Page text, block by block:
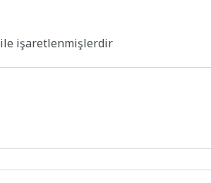
ile işaretlenmişlerdir